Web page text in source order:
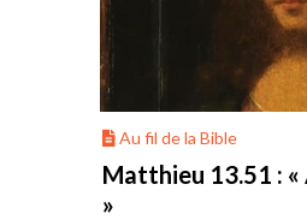
Au fil de la Bible
Matthieu 13.51 : «
»